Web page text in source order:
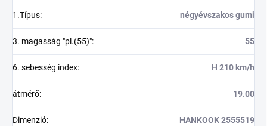
1.Típus: négyévszakos gumi
3. magasság "pl.(55)": 55
6. sebesség index: H 210 km/h
átmérő: 19.00
Dimenzió: HANKOOK 2555519